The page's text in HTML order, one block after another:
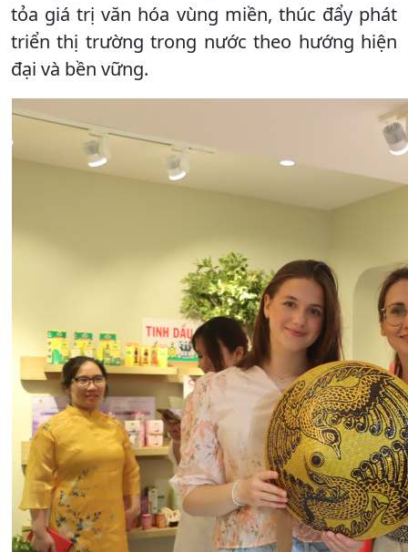
tỏa giá trị văn hóa vùng miền, thúc đẩy phát
triển thị trường trong nước theo hướng hiện
đại và bền vững.